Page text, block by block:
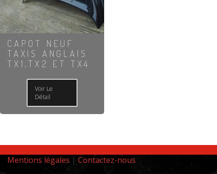
CAPOT NEUF
TAXIS ANGLAIS
TX1,TX2 ET TX4
Voir Le
Détail
Mentions légales | Contactez-nous